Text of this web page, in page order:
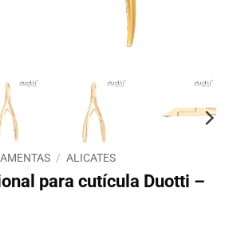
/ ALICATES
para cutícula Duotti –